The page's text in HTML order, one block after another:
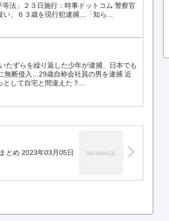
法」２３日施行：時事ドットコム 警察官
、６３歳を現行犯逮捕…「知ら...
たずらを繰り返した少年が逮捕、日本でも
無断侵入…29歳自称会社員の男を逮捕 近
して自宅と間違えた？...
とめ 2023年03月05日